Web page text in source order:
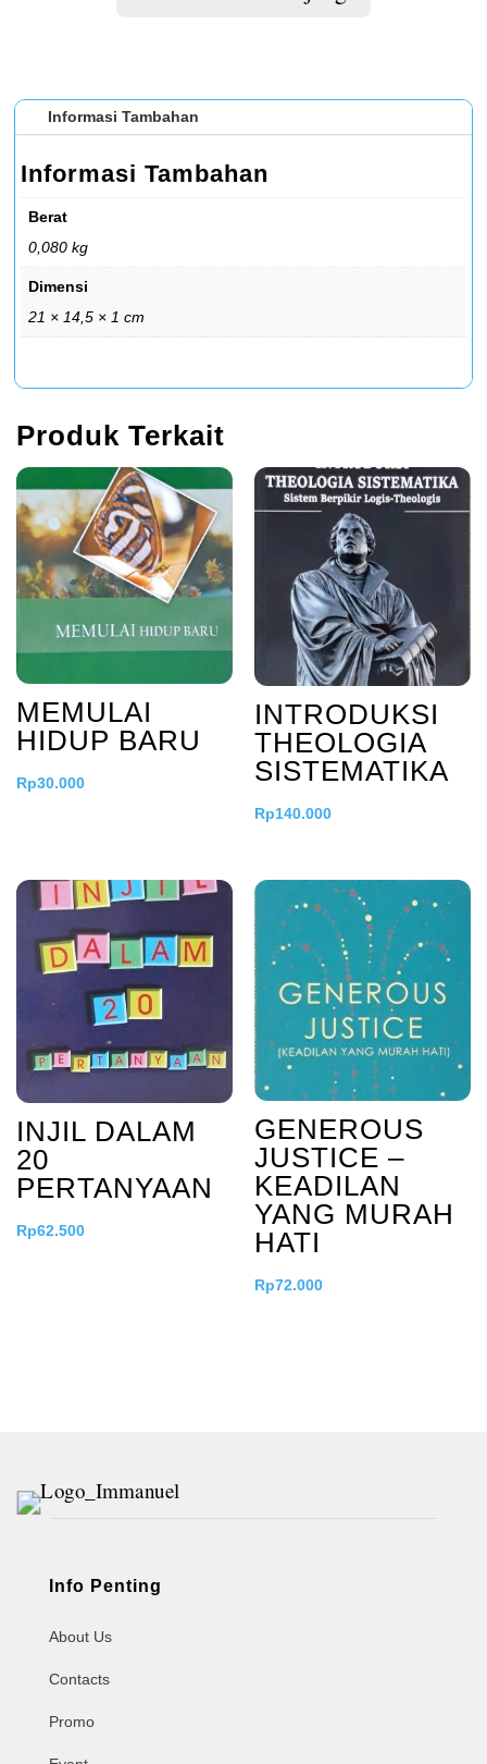
Informasi Tambahan
Informasi Tambahan
Berat
0,080 kg
Dimensi
21 × 14,5 × 1 cm
Produk Terkait
MEMULAI
HIDUP BARU
Rp30.000
INTRODUKSI
THEOLOGIA
SISTEMATIKA
Rp140.000
INJIL DALAM
20
PERTANYAAN
Rp62.500
GENEROUS
JUSTICE –
KEADILAN
YANG MURAH
HATI
Rp72.000
Info Penting
About Us
Contacts
Promo